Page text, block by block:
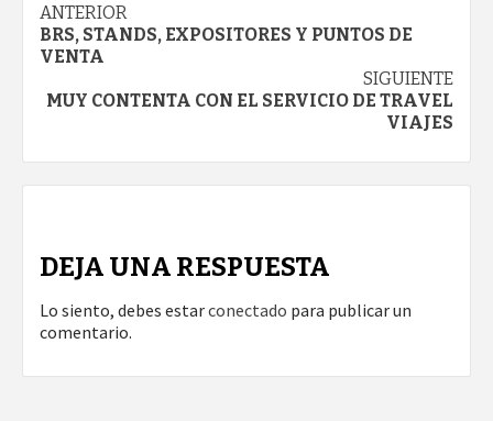
Navegación
de
entradas
ANTERIOR
BRS, STANDS, EXPOSITORES Y PUNTOS DE
VENTA
SIGUIENTE
MUY CONTENTA CON EL SERVICIO DE TRAVEL
VIAJES
DEJA UNA RESPUESTA
Lo siento, debes estarconectado para publicar un
comentario.